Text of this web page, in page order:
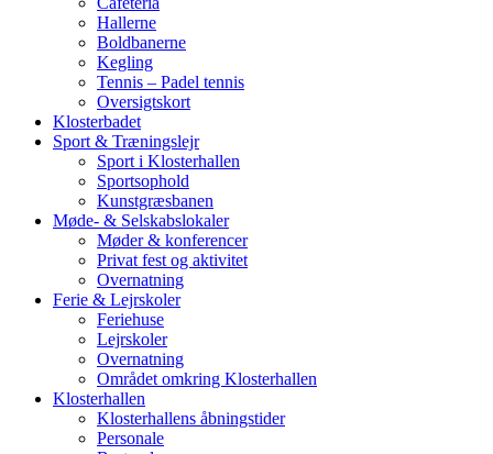
Hallerne
Boldbanerne
Kegling
Tennis – Padel tennis
Oversigtskort
Klosterbadet
Sport & Træningslejr
Sport i Klosterhallen
Sportsophold
Kunstgræsbanen
Møde- & Selskabslokaler
Møder & konferencer
Privat fest og aktivitet
Overnatning
Ferie & Lejrskoler
Feriehuse
Lejrskoler
Overnatning
Området omkring Klosterhallen
Klosterhallen
Klosterhallens åbningstider
Personale